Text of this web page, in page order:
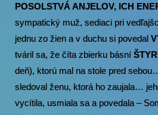
POSOLSTVÁ ANJELOV, ICH
sympatický muž, sediaci pri
jednu zo žien a v duchu si povedal
tváril sa, že číta zbierku básní
deň), ktorú mal na stole pred
sledoval ženu, ktorá ho zaujala…
vycítila, usmiala sa a povedala –